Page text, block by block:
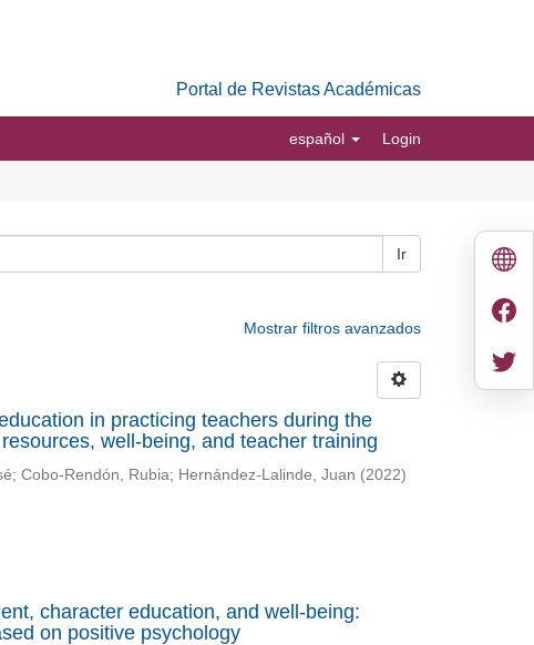
Portal de Revistas Académicas
español Login
Ir
Mostrar filtros avanzados
in practicing teachers during the
well-being, and teacher training
; Cobo-Rendón, Rubia; Hernández-Lalinde, Juan (2022)
character education, and well-being:
on positive psychology